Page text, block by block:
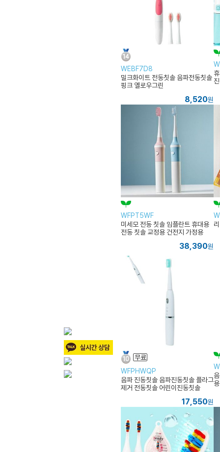
WEBF7D8
밀크화이트 전동칫솔 음파전동칫솔
핑크 옐로우그린
8,520원
WFPT5WF
미세모 전동 칫솔 임플란트 휴대용
전동 칫솔 교정용 건전지 가정용
38,390원
WFPHWQP
음파 진동칫솔 음파진동칫솔 플라그
제거 전동칫솔 어린이진동칫솔
17,550원